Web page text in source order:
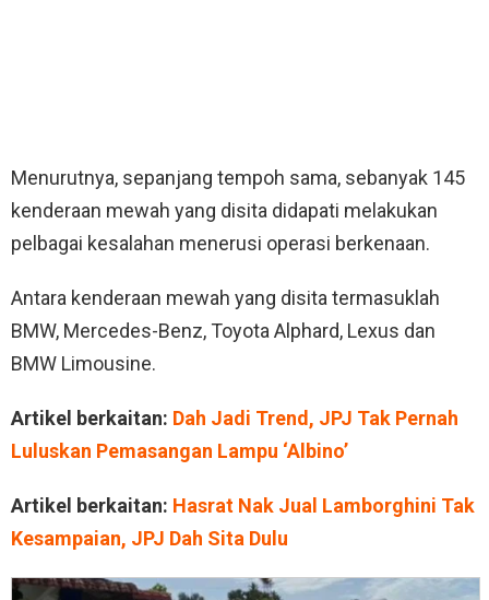
Menurutnya, sepanjang tempoh sama, sebanyak 145
kenderaan mewah yang disita didapati melakukan
pelbagai kesalahan menerusi operasi berkenaan.
Antara kenderaan mewah yang disita termasuklah
BMW, Mercedes-Benz, Toyota Alphard, Lexus dan
BMW Limousine.
Artikel berkaitan: Dah Jadi Trend, JPJ Tak Pernah
Luluskan Pemasangan Lampu ‘Albino’
Artikel berkaitan: Hasrat Nak Jual Lamborghini Tak
Kesampaian, JPJ Dah Sita Dulu